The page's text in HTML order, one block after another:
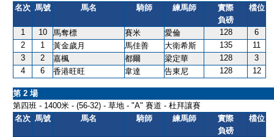
名次 馬號 馬名 騎師 練馬師
實際
負磅
檔位
1 10 馬奪標 賽米 愛倫 128
6
2
1 黃金歲月 馬佳善 大衛希斯 135
11
3
2 嘉楓 都爾 梁定華 128
3
4
6 香港旺旺 韋達 告東尼 128 12
第 2 場
第四班 - 1400米 - (56-32) - 草地 - "A" 賽道 - 杜拜讓賽
名次 馬號 馬名 騎師 練馬師
實際
負磅
檔位